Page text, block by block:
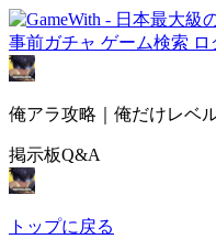
事前ガチャ ゲーム検索 ロ
俺アラ攻略｜俺だけレベ
掲示板Q&A
トップに戻る